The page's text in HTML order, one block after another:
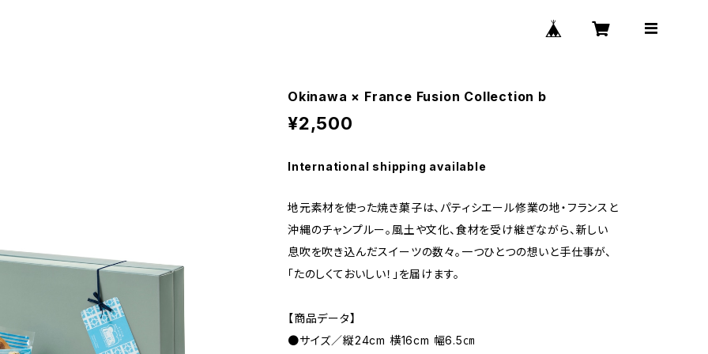
Okinawa × France Fusion Collection b
¥2,500
International shipping available
地元素材を使った焼き菓子は、パティシエール修業の地・フランスと
沖縄のチャンプルー。風土や文化、食材を受け継ぎながら、新しい
息吹を吹き込んだスイーツの数々。一つひとつの想いと手仕事が、
「たのしくておいしい！」を届けます。
【商品データ】
●サイズ／縦24cm 横16cm 幅6.5㎝